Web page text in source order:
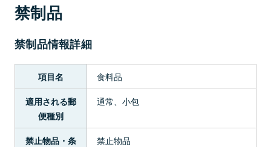
禁制品
禁制品情報詳細
項目名 食料品
適用される郵
便種別
通常、小包
禁止物品・条
禁止物品